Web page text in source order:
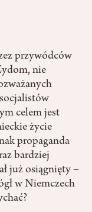
przywódców
nie
celem jest
życie
propaganda
bardziej
już osiągnięty –
w Niemczech